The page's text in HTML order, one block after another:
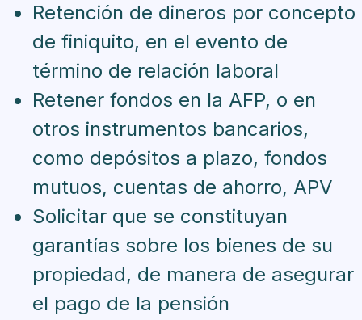
Retención de dineros por concepto
de finiquito, en el evento de
término de relación laboral
Retener fondos en la AFP, o en
otros instrumentos bancarios,
como depósitos a plazo, fondos
mutuos, cuentas de ahorro, APV
Solicitar que se constituyan
garantías sobre los bienes de su
propiedad, de manera de asegurar
el pago de la pensión